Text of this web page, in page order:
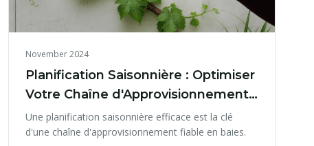
November 2024
Planification Saisonnière : Optimiser
Votre Chaîne d'Approvisionnement
en Baies
Une planification saisonnière efficace est la clé
d'une chaîne d'approvisionnement fiable en baies.